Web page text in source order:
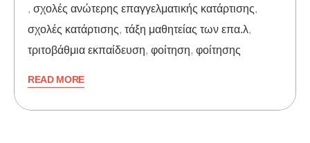
, σχολές ανώτερης επαγγελματικής κατάρτισης,
σχολές κατάρτισης, τάξη μαθητείας των επα.λ,
τριτοβάθμια εκπαίδευση, φοίτηση, φοίτησης
READ MORE